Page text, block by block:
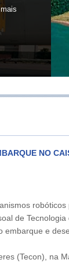
NO
de
embarque e
(Tecon), na